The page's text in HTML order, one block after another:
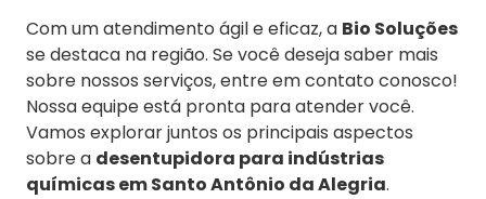
Com um atendimento ágil e eficaz, a Bio Soluções
se destaca na região. Se você deseja saber mais
sobre nossos serviços, entre em contato conosco!
Nossa equipe está pronta para atender você.
Vamos explorar juntos os principais aspectos
sobre a desentupidora para indústrias
químicas em Santo Antônio da Alegria.